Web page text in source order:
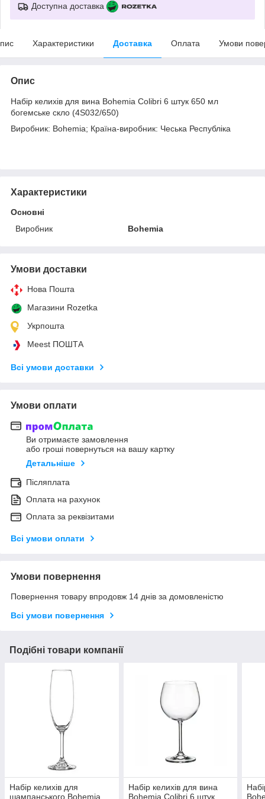
Доступна доставка
Характеристики Доставка Оплата Умови
Опис
Набір келихів для вина Bohemia Colibri 6 штук 650 мл
богемське скло (4S032/650)
Виробник: Bohemia; Країна-виробник: Чеська Республіка
Характеристики
Основні
Виробник
Bohemia
Умови доставки
Нова Пошта
Магазини Rozetka
Укрпошта
Meest ПОШТА
Всі умови доставки
Умови оплати
Ви отримаєте замовлення
або гроші повернуться на вашу картку
Детальніше
Післяплата
Оплата на рахунок
Оплата за реквізитами
Всі умови оплати
Умови повернення
Повернення товару впродовж 14 днів за домовленістю
Всі умови повернення
Подібні товари компанії
Набір келихів для
шампанського Bohemia
Набір келихів для вина
Bohemia Colibri 6 штук